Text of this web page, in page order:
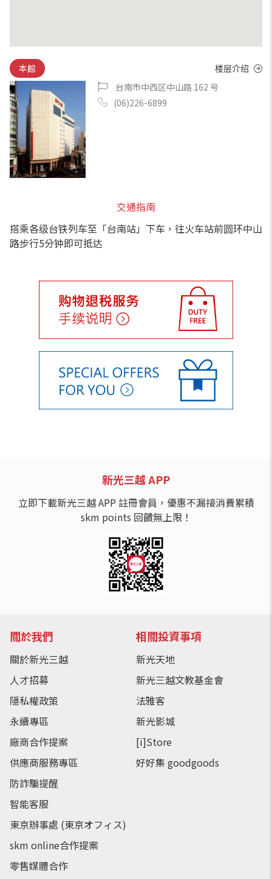
本館
楼层介绍
台南市中西区中山路 162 号
(06)226-6899
交通指南
搭乘各级台铁列车至「台南站」下车，往火车站前圆环中山
路步行5分钟即可抵达
新光三越 APP
立即下載新光三越 APP 註冊會員，優惠不漏接消費累積
skm points 回饋無上限！
關於我們
關於新光三越
人才招募
隱私權政策
永續專區
廠商合作提案
供應商服務專區
防詐騙提醒
智能客服
東京辦事處 (東京オフィス)
skm online合作提案
零售媒體合作
相關投資事項
新光天地
新光三越文教基金會
法雅客
新光影城
[i]Store
好好集 goodgoods